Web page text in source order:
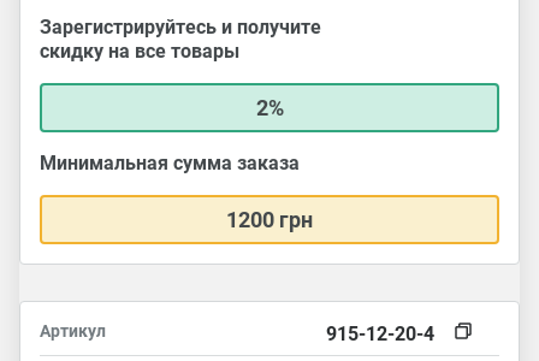
Зарегистрируйтесь и получите
скидку на все товары
2%
Минимальная сумма заказа
1200 грн
Артикул 915-12-20-4